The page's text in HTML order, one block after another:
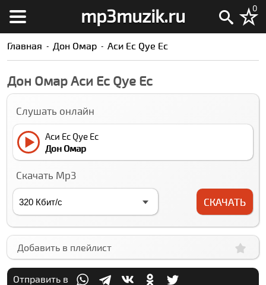
mp3muzik.ru 0
Главная Дон Омар Аси Ес Qуе Ес
Дон Омар Аси Ес Qуе Ес
Слушать онлайн
Аси Ес Qуе Ес
Дон Омар
Скачать Mp3
СКАЧАТЬ
Добавить в плейлист
Отправить в